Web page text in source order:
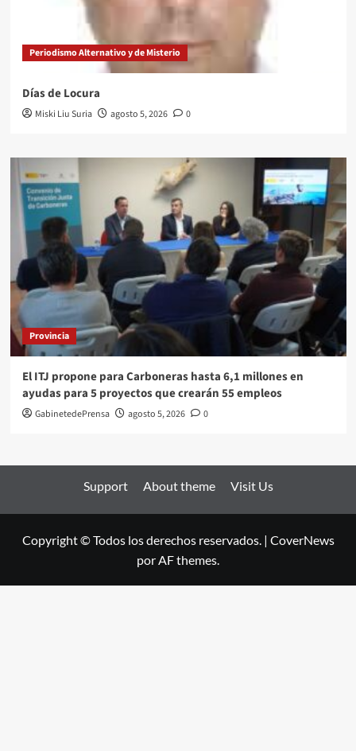
Periodismo Alternativo y de Misterio
Días de Locura
Miski Liu Suria agosto 5, 2026 0
Provincia
El ITJ propone para Carboneras hasta 6,1 millones en
ayudas para 5 proyectos que crearán 55 empleos
GabinetedePrensa agosto 5, 2026 0
Support About theme Visit Us
Copyright © Todos los derechos reservados. | CoverNews
por AF themes.